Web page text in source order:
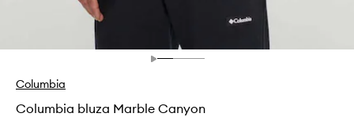
Columbia
Columbia bluza Marble Canyon